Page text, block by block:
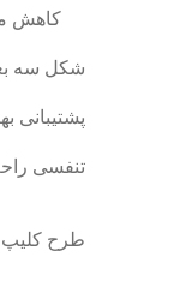
کاهش
شکل سه
پشتیبانی
تنفسی
طرح کلیپ